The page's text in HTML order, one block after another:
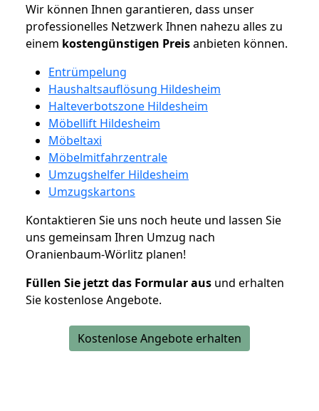
Wir können Ihnen garantieren, dass unser
professionelles Netzwerk Ihnen nahezu alles zu
einem kostengünstigen Preisanbieten können.
Entrümpelung
Haushaltsauflösung Hildesheim
Halteverbotszone Hildesheim
Möbellift Hildesheim
Möbeltaxi
Möbelmitfahrzentrale
Umzugshelfer Hildesheim
Umzugskartons
Kontaktieren Sie uns noch heute und lassen Sie
uns gemeinsam Ihren Umzug nach
Oranienbaum-Wörlitz planen!
Füllen Sie jetzt das Formular aus und erhalten
Sie kostenlose Angebote.
Kostenlose Angebote erhalten